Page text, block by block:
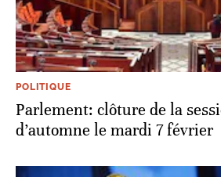
POLITIQUE
Parlement: clôture de la
d’automne le mardi 7 février